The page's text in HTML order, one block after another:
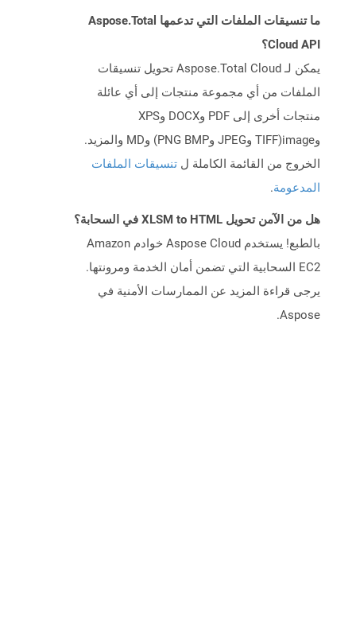
ما تنسيقات الملفات التي تدعمها Aspose.Total
Cloud API؟
يمكن لـ Aspose.Total Cloud تحويل تنسيقات
الملفات من أي مجموعة منتجات إلى أي عائلة
منتجات أخرى إلى PDF وDOCX وXPS
وimage(TIFF وJPEG وPNG BMP) وMD والمزيد.
الخروج من القائمة الكاملة ل تنسيقات الملفات
المدعومة.
هل من الآمن تحويل XLSM to HTML في السحابة؟
بالطبع! يستخدم Aspose Cloud خوادم Amazon
EC2 السحابية التي تضمن أمان الخدمة ومرونتها.
يرجى قراءة المزيد عن الممارسات الأمنية في
Aspose.